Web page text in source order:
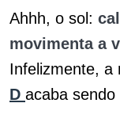
Ahhh, o sol:
movimenta a
Infelizmente, a
D acaba sendo